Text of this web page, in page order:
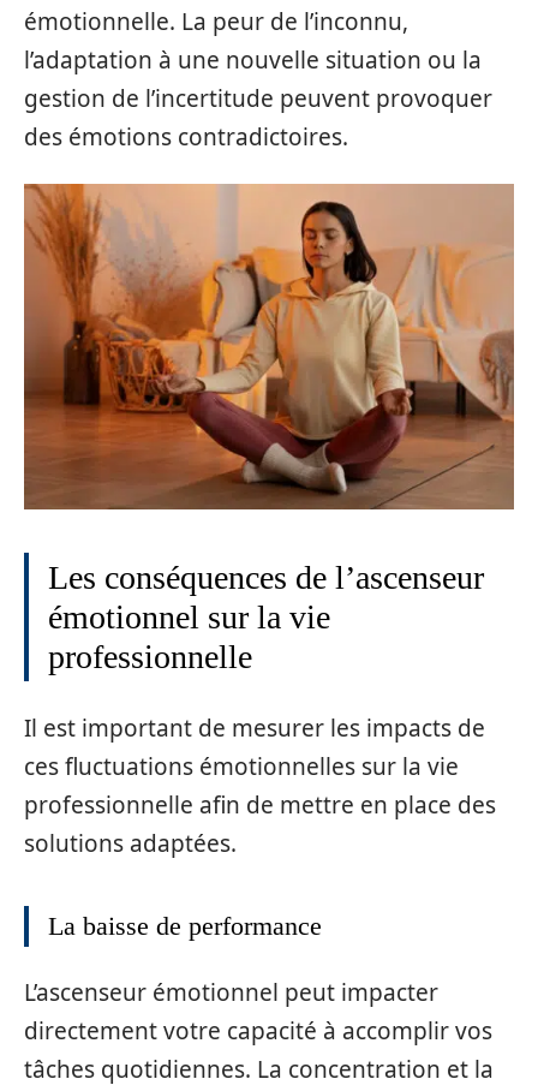
émotionnelle. La peur de l’inconnu,
l’adaptation à une nouvelle situation ou la
gestion de l’incertitude peuvent provoquer
des émotions contradictoires.
Les conséquences de l’ascenseur
émotionnel sur la vie
professionnelle
Il est important de mesurer les impacts de
ces fluctuations émotionnelles sur la vie
professionnelle afin de mettre en place des
solutions adaptées.
La baisse de performance
L’ascenseur émotionnel peut impacter
directement votre capacité à accomplir vos
tâches quotidiennes. La concentration et la